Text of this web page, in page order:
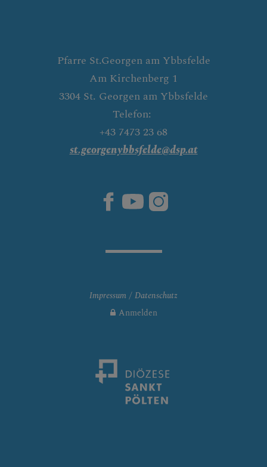
Pfarre St.Georgen am Ybbsfelde
Am Kirchenberg 1
3304 St. Georgen am Ybbsfelde
Telefon:
+43 7473 23 68
st.georgenybbsfelde@dsp.at
Impressum
Datenschutz
Anmelden